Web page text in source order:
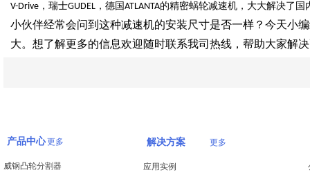
V-Drive ，瑞士GUDEL ，德国 ATLANTA的精密蜗轮减速机，大大解决了
小伙伴经常会问到这种减速机的安装尺寸是否一样？今天小
大。想了解更多的信息欢迎随时联系我司热线，帮助大家解
产品中心更多
威钢凸轮分割器
解决方案 更多
应用实例